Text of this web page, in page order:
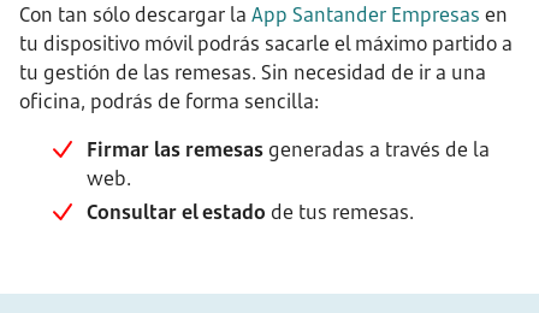
Con tan sólo descargar la App Santander Empresas en
tu dispositivo móvil podrás sacarle el máximo partido a
tu gestión de las remesas. Sin necesidad de ir a una
oficina, podrás de forma sencilla:
Firmar las remesas generadas a través de la
web.
Consultar el estado de tus remesas.